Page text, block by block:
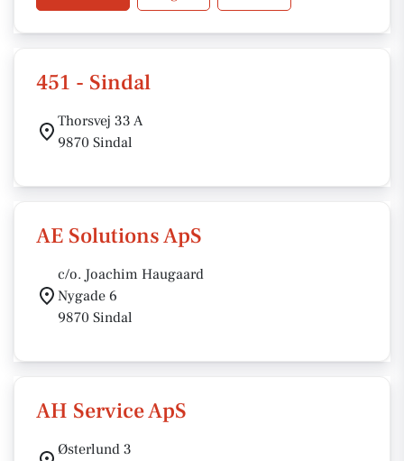
451 - Sindal
Thorsvej 33 A
9870 Sindal
AE Solutions ApS
c/o. Joachim Haugaard
Nygade 6
9870 Sindal
AH Service ApS
Østerlund 3